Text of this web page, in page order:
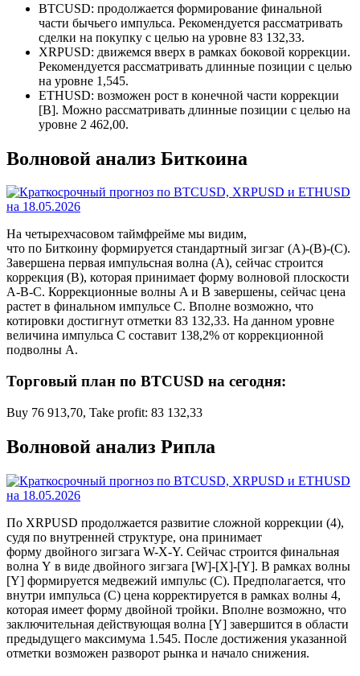
BTCUSD: продолжается формирование финальной
части бычьего импульса. Рекомендуется рассматривать
сделки на покупку с целью на уровне 83 132,33.
XRPUSD: движемся вверх в рамках боковой коррекции.
Рекомендуется рассматривать длинные позиции с целью
на уровне 1,545.
ETHUSD: возможен рост в конечной части коррекции
[B]. Можно рассматривать длинные позиции с целью на
уровне 2 462,00.
Волновой анализ Биткоина
На четырехчасовом таймфрейме мы видим,
что по Биткоину формируется стандартный зигзаг (A)-(B)-(C).
Завершена первая импульсная волна (A), сейчас строится
коррекция (B), которая принимает форму волновой плоскости
A-B-C. Коррекционные волны A и B завершены, сейчас цена
растет в финальном импульсе C. Вполне возможно, что
котировки достигнут отметки 83 132,33. На данном уровне
величина импульса C составит 138,2% от коррекционной
подволны A.
Торговый план по BTCUSD на сегодня:
Buy 76 913,70, Take profit: 83 132,33
Волновой анализ Рипла
По XRPUSD продолжается развитие сложной коррекции (4),
судя по внутренней структуре, она принимает
форму двойного зигзага W-X-Y. Сейчас строится финальная
волна Y в виде двойного зигзага [W]-[X]-[Y]. В рамках волны
[Y] формируется медвежий импульс (C). Предполагается, что
внутри импульса (C) цена корректируется в рамках волны 4,
которая имеет форму двойной тройки. Вполне возможно, что
заключительная действующая волна [Y] завершится в области
предыдущего максимума 1.545. После достижения указанной
отметки возможен разворот рынка и начало снижения.